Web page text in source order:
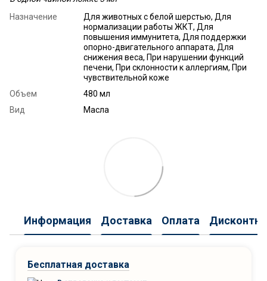
Назначение
Для животных с белой шерстью, Для
нормализации работы ЖКТ, Для
повышения иммунитета, Для поддержки
опорно-двигательного аппарата, Для
снижения веса, При нарушении функций
печени, При склонности к аллергиям, При
чувствительной коже
Объем
480 мл
Вид
Масла
Информация Доставка Оплата
Бесплатная доставка